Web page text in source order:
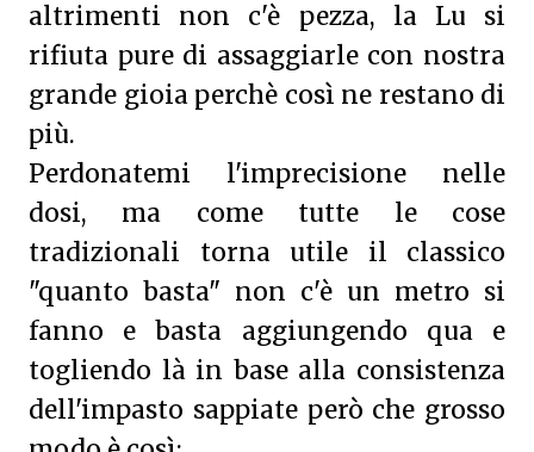
altrimenti non c'è pezza, la Lu si
rifiuta pure di assaggiarle con nostra
grande gioia perchè così ne restano di
più.
Perdonatemi l'imprecisione nelle
dosi, ma come tutte le cose
tradizionali torna utile il classico
"quanto basta" non c'è un metro si
fanno e basta aggiungendo qua e
togliendo là in base alla consistenza
dell'impasto sappiate però che grosso